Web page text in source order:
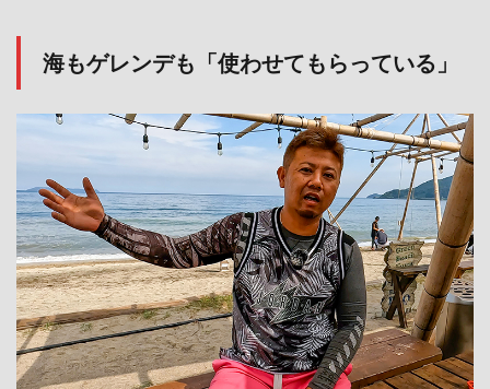
海もゲレンデも「使わせてもらっている」